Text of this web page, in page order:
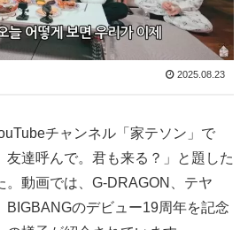
2025.08.23
チャンネル「家テソン」で
友達呼んで。君も来る？」と題した
。動画では、G-DRAGON、テヤ
BIGBANGのデビュー19周年を記念